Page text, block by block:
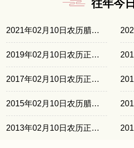
往年今日
2021年02月10日农历腊月廿九
2019年02月10日农历正月初六
2017年02月10日农历正月十四
2015年02月10日农历腊月廿二
2013年02月10日农历正月初一